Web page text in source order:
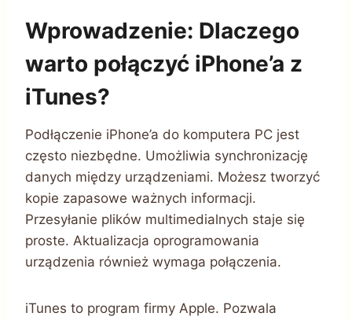
Wprowadzenie: Dlaczego
warto połączyć iPhone’a z
iTunes?
Podłączenie iPhone’a do komputera PC jest
często niezbędne. Umożliwia synchronizację
danych między urządzeniami. Możesz tworzyć
kopie zapasowe ważnych informacji.
Przesyłanie plików multimedialnych staje się
proste. Aktualizacja oprogramowania
urządzenia również wymaga połączenia.
iTunes to program firmy Apple. Pozwala